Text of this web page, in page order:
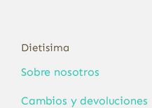
Dietisima
Sobre nosotros
Cambios y devoluciones